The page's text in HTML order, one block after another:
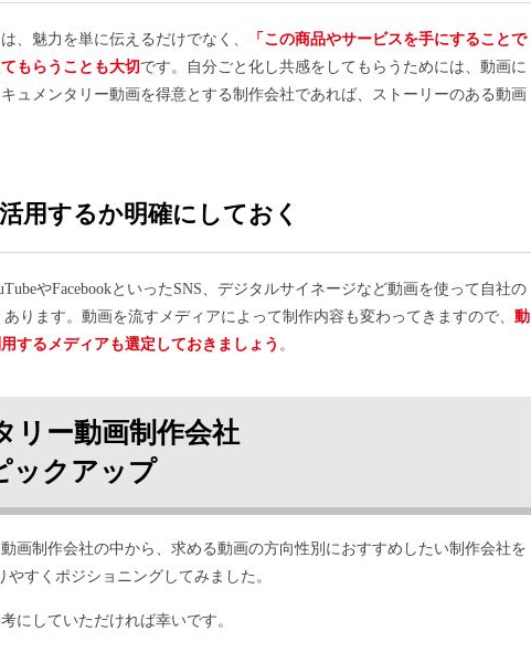
、魅力を単に伝えるだけでなく、
「この商品やサービスを手にすることで
もらうことも大切 です。自分ごと化し共感をしてもらうためには、動画に
ュメンタリー動画を得意とする制作会社であれば、ストーリーのある動画
用するか明確にしておく
やFacebookといったSNS、デジタルサイネージなど動画を使って自社の
ります。動画を流すメディアによって制作内容も変わってきますので、 動
するメディアも選定しておきましょう 。
リー動画制作会社
ックアップ
画制作会社の中から、求める動画の方向性別におすすめしたい制作会社を
すくポジショニングしてみました。
にしていただければ幸いです。